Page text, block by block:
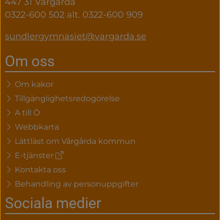
0322-600 502 alt. 0322-600 909
sundlergymnasiet@vargarda.se
Om oss
Om kakor
Tillgänglighetsredogörelse
A till Ö
Webbkarta
Lättläst om Vårgårda kommun
E-tjänster (extern
Kontakta oss
Behandling av personuppgifter
Sociala medier